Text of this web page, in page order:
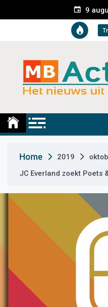
e
t
9
Medemblik
Home 2019
JC Everland zoekt Poets